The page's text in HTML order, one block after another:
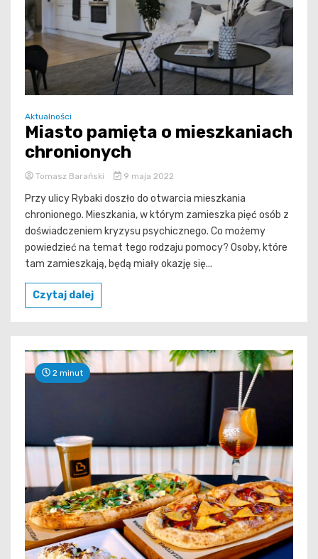
Aktualności
Miasto pamięta o mieszkaniach
chronionych
Tomasz Barański 9 maja 2022
Przy ulicy Rybaki doszło do otwarcia mieszkania
chronionego. Mieszkania, w którym zamieszka pięć osób z
doświadczeniem kryzysu psychicznego. Co możemy
powiedzieć na temat tego rodzaju pomocy? Osoby, które
tam zamieszkają, będą miały okazję się...
Czytaj dalej
2 minut